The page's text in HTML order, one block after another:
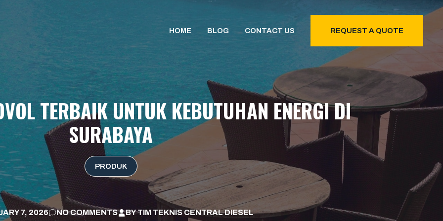
HOME BLOG CONTACT US REQUEST A QUOTE
TERBAIK UNTUK KEBUTUHAN ENERGI DI
SURABAYA
PRODUK
7, 2026 NO COMMENTS BYTIM TEKNIS CENTRAL DIESEL